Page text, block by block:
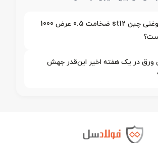
قیمت ورق روغنی چین st12 ضخامت 0.5 عرض 1000
ورق در یک هفته اخیر این‌قدر جهش